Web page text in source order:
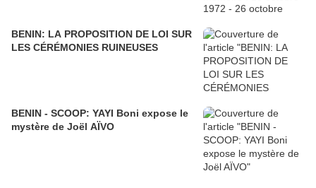
BENIN: LA PROPOSITION DE LOI SUR
LES CÉRÉMONIES RUINEUSES
BENIN - SCOOP: YAYI Boni expose le
mystère de Joël AÏVO